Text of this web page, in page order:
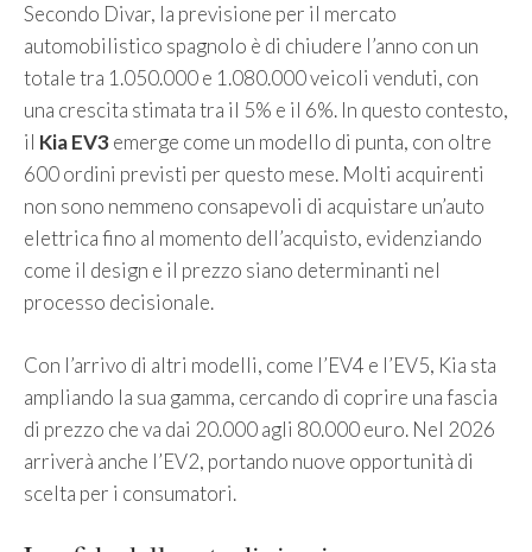
Secondo Divar, la previsione per il mercato
automobilistico spagnolo è di chiudere l’anno con un
totale tra 1.050.000 e 1.080.000 veicoli venduti, con
una crescita stimata tra il 5% e il 6%. In questo contesto,
il Kia EV3emerge come un modello di punta, con oltre
600 ordini previsti per questo mese. Molti acquirenti
non sono nemmeno consapevoli di acquistare un’auto
elettrica fino al momento dell’acquisto, evidenziando
come il design e il prezzo siano determinanti nel
processo decisionale.
Con l’arrivo di altri modelli, come l’EV4 e l’EV5, Kia sta
ampliando la sua gamma, cercando di coprire una fascia
di prezzo che va dai 20.000 agli 80.000 euro. Nel 2026
arriverà anche l’EV2, portando nuove opportunità di
scelta per i consumatori.